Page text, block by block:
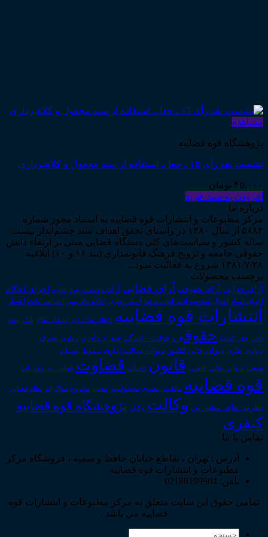
مشاهده
پژوهشگاه قوه قضاییه
نشست نقد رأی ۱۵ ـ جعل، استفاده از سند مجعول و کلاهبرداری
۴۵,۰۰۰ تومان
افزودن به سبد خرید
درباره ما
مرکز مطبوعات و انتشارات قوه قضاییه به استناد مجوز شماره
۵۸۸۴ از سال ۱۳۸۰ در راستای تحقق اهداف سند چشم‌انداز بیست
ساله کشور و سیاست‌های کلی دستگاه قضایی مبنی بر ارتقاء دانش
حقوقی جامعه و ترویج فرهنگ قانونمداری (بند ۱۶ و ۱۰) ابلاغیه
۱۳۸۱/۷/۲۸ شروع به فعالیت نمود...
برچسب محصولات
آرای جزایی آرای حقوقی آرای قضایی آرای وحدت رویه اجاره اجرای احکام
اجرای اسناد احوال شخصیه ادله_اثبات_دعوا اسناد_تجاری اعاده_دادرسی اعتراض_ثالث اعسار
انتشارات قوه قضاییه انتقال_مال_غیر انحلال_نکاح بانک بیمه
تاجر حق_کسب حقوقی حوادث_رانندگی خلع_ید داوری دعاوی_تصرف
دعاوی_طاری دیوان عالی کشور دیوان عدالت اداری سقوط_تعهدات
شعب_دیوان_عالی قاضی قانون قضات قضاوت قوانین_و_مقررات
قوه قضاییه مالکیت_معنوی مسئولیت_مدنی مشروح مذاکرات نظام قضایی
نظریه_های_مشورتی وکالت وکیل پژوهشگاه قوه قضاییه
کیفری
تماس با ما
آدرس : تهران ، تقاطع خیابان حافظ و سمیه ، فروشگاه مرکز
مطبوعات و انتشارات قوه قضاییه
تلفن: 02188199904
تمامی حقوق این سایت متعلق به مرکز مطبوعات و انتشارات قوه
قضاییه می باشد .
جستجو